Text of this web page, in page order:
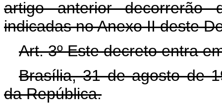
artigo anterior decorrerão
indicadas no Anexo II deste
Art. 3º Este decreto entra
Brasília, 31 de agosto de
da República.